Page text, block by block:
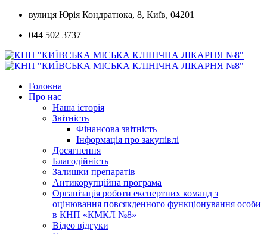
Skip
content
вулиця Юрія Кондратюка, 8, Київ, 04201
044 502 3737
Головна
Про нас
Наша історія
Звітність
Фінансова звітність
Інформація про закупівлі
Досягнення
Благодійність
Залишки препаратів
Антикорупційна програма
Організація роботи експертних команд з
оцінювання повсякденного функціонування особи
в КНП «КМКЛ №8»
Відео відгуки